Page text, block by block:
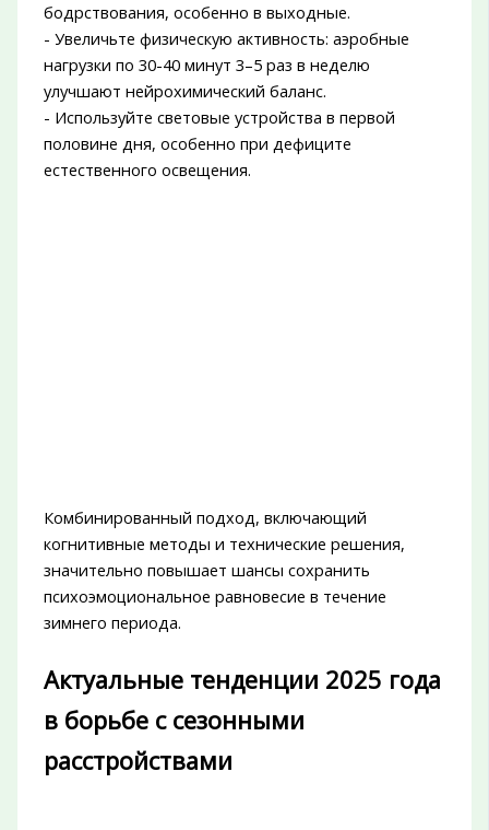
бодрствования, особенно в выходные.
- Увеличьте физическую активность: аэробные
нагрузки по 30-40 минут 3–5 раз в неделю
улучшают нейрохимический баланс.
- Используйте световые устройства в первой
половине дня, особенно при дефиците
естественного освещения.
Комбинированный подход, включающий
когнитивные методы и технические решения,
значительно повышает шансы сохранить
психоэмоциональное равновесие в течение
зимнего периода.
Актуальные тенденции 2025 года
в борьбе с сезонными
расстройствами